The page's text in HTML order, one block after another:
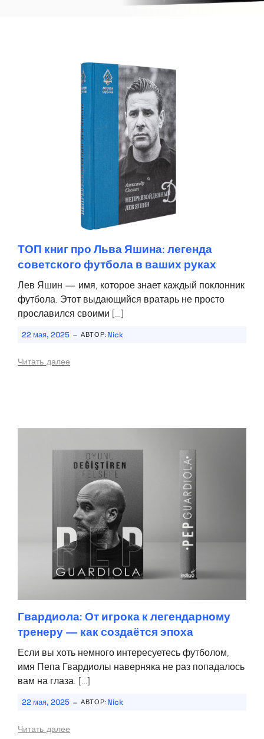
ТОП книг про Льва Яшина: легенда
советского футбола в ваших руках
Лев Яшин — имя, которое знает каждый поклонник
футбола. Этот выдающийся вратарь не просто
прославился своими […]
22 мая, 2025 - АВТОР: Nick
Читать далее
Гвардиола: От игрока к легендарному
тренеру — как создаётся эпоха
Если вы хоть немного интересуетесь футболом,
имя Пепа Гвардиолы наверняка не раз попадалось
вам на глаза. […]
22 мая, 2025 - АВТОР: Nick
Читать далее